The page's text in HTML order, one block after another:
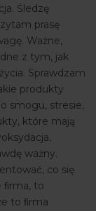
Śledzę
prasę
Ważne,
z tym, jak
Sprawdzam
produkty
smogu, stresie,
które mają
ważny.
co się
ﬁrma, to
to ﬁrma